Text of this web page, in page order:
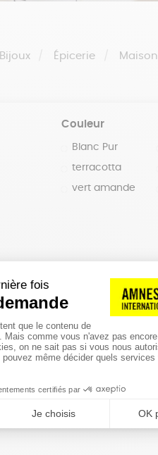
Bijoux Épicerie Maison
Couleur
Blanc Pur
terracotta
vert amande